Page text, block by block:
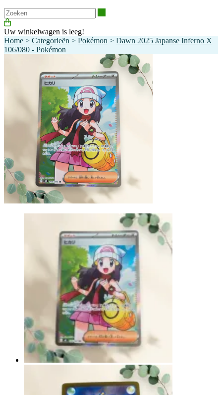
Uw winkelwagen is leeg!
Home > Categorieën > Pokémon > Dawn 2025 Japanse Inferno X
106/080 - Pokémon